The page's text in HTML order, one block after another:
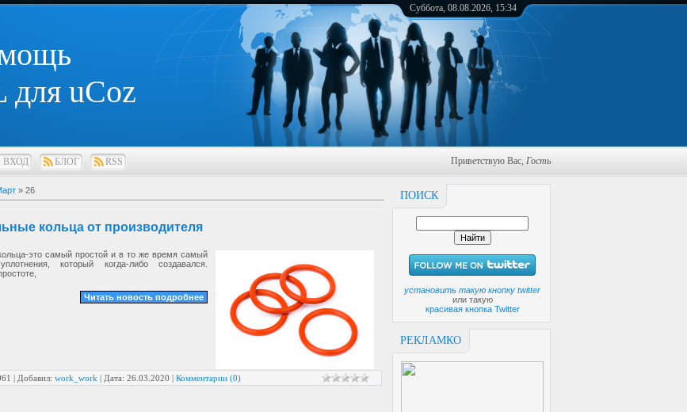
uCoz
Суббота, 08.08.2026, 15:34
ВХОД БЛОГ RSS Приветствую Вас, Гость
ПОИСК
установить такую кнопку twitter
или такую
красивая кнопка Twitter
РЕКЛАМКО
» 26
кольца от производителя
это самый простой и в то же время самый
который когда-либо создавался.
Читать новость подробнее
| Добавил: work_work | Дата: 26.03.2020 | Комментарии (0)